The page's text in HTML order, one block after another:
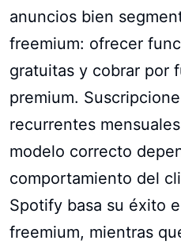
anuncios bien
freemium: ofrecer
gratuitas y cobrar por
premium.
recurrentes
modelo correcto
comportamiento del
Spotify basa su éxito
freemium, mientras